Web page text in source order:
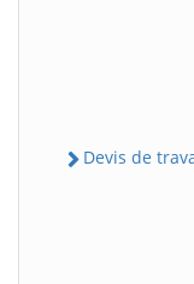
Devis de